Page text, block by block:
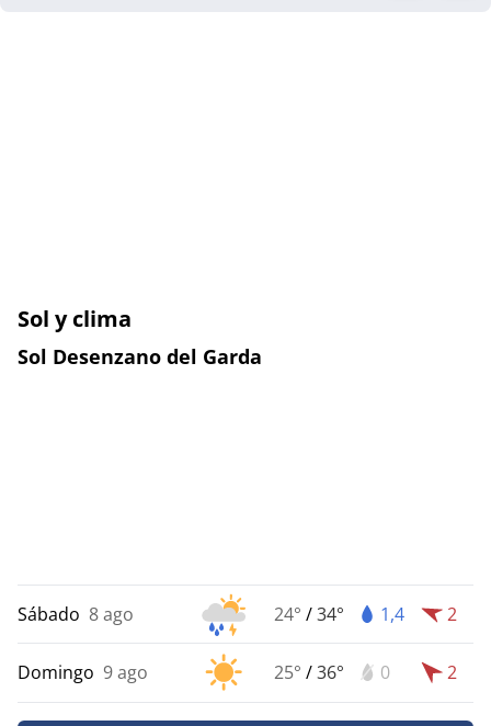
Sol y clima
Sol Desenzano del Garda
Sábado 8 ago 24° /34° 1,4 2
Domingo 9 ago 25° /36° 0 2